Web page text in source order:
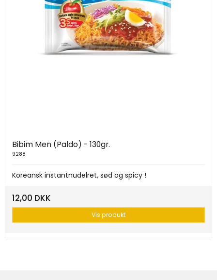
Bibim Men (Paldo) - 130gr.
9288
Koreansk instantnudelret, sød og spicy !
12,00 DKK
Vis produkt